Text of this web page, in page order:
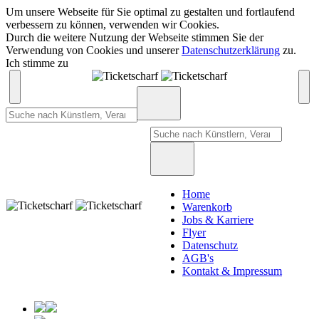
Um unsere Webseite für Sie optimal zu gestalten und fortlaufend
verbessern zu können, verwenden wir Cookies.
Durch die weitere Nutzung der Webseite stimmen Sie der
Verwendung von Cookies und unsererDatenschutzerklärung zu.
Ich stimme zu
Home
Warenkorb
Jobs & Karriere
Flyer
Datenschutz
AGB's
Kontakt & Impressum